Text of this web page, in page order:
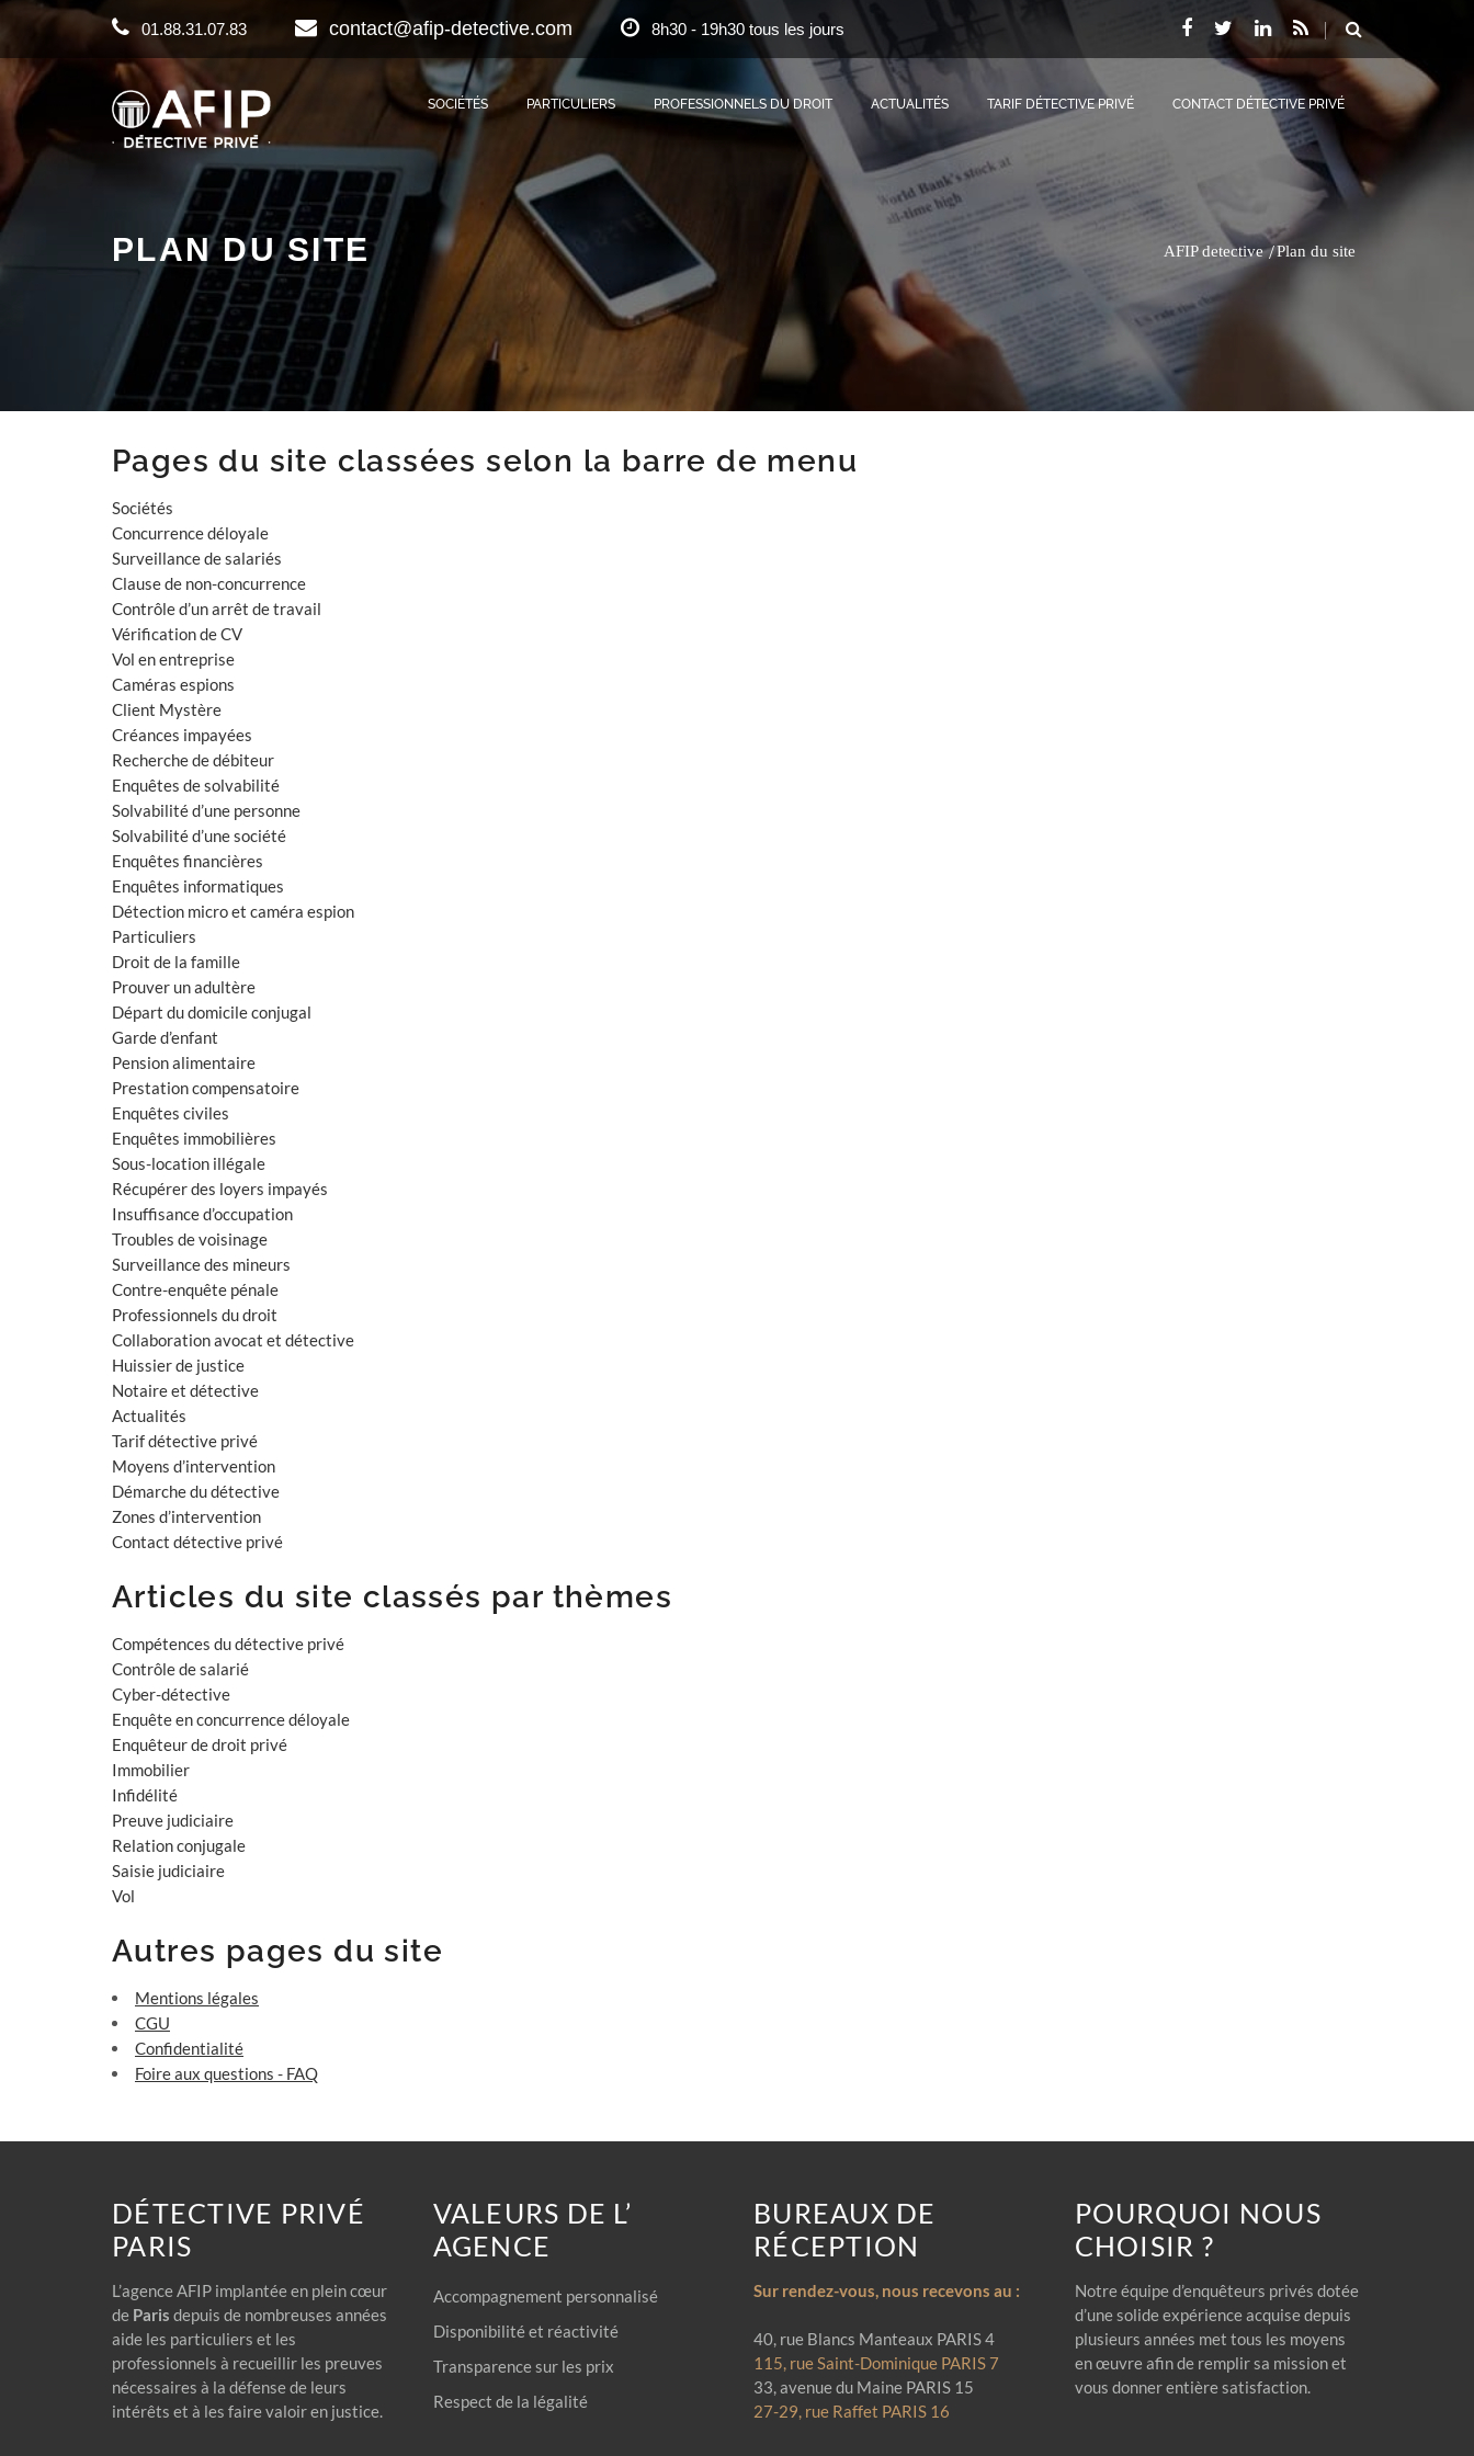
01.88.31.07.83 contact@afip-detective.com 8h30 - 19h30 tous les jours
SOCIÉTÉS PARTICULIERS PROFESSIONNELS DU DROIT ACTUALITÉS TARIF DÉTECTIVE PRIVÉ CONTACT DÉTECTIVE PRIVÉ
PLAN DU SITE AFIP detective Plan du site
Pages du site classées selon la barre de menu
Sociétés
Concurrence déloyale
Surveillance de salariés
Clause de non-concurrence
Contrôle d’un arrêt de travail
Vérification de CV
Vol en entreprise
Caméras espions
Client Mystère
Créances impayées
Recherche de débiteur
Enquêtes de solvabilité
Solvabilité d’une personne
Solvabilité d’une société
Enquêtes financières
Enquêtes informatiques
Détection micro et caméra espion
Particuliers
Droit de la famille
Prouver un adultère
Départ du domicile conjugal
Garde d’enfant
Pension alimentaire
Prestation compensatoire
Enquêtes civiles
Enquêtes immobilières
Sous-location illégale
Récupérer des loyers impayés
Insuffisance d’occupation
Troubles de voisinage
Surveillance des mineurs
Contre-enquête pénale
Professionnels du droit
Collaboration avocat et détective
Huissier de justice
Notaire et détective
Actualités
Tarif détective privé
Moyens d’intervention
Démarche du détective
Zones d’intervention
Contact détective privé
Articles du site classés par thèmes
Compétences du détective privé
Contrôle de salarié
Cyber-détective
Enquête en concurrence déloyale
Enquêteur de droit privé
Immobilier
Infidélité
Preuve judiciaire
Relation conjugale
Saisie judiciaire
Vol
Autres pages du site
Mentions légales
CGU
Confidentialité
Foire aux questions - FAQ
DÉTECTIVE PRIVÉ
PARIS
L’agence AFIP implantée en plein cœur
de Paris depuis de nombreuses années
aide les particuliers et les
professionnels à recueillir les preuves
nécessaires à la défense de leurs
intérêts et à les faire valoir en justice.
VALEURS DE L’
AGENCE
Accompagnement personnalisé
Disponibilité et réactivité
Transparence sur les prix
Respect de la légalité
BUREAUX DE
RÉCEPTION
Sur rendez-vous, nous recevons au :
40, rue Blancs Manteaux PARIS 4
115, rue Saint-Dominique PARIS 7
33, avenue du Maine PARIS 15
27-29, rue Raffet PARIS 16
POURQUOI NOUS
CHOISIR ?
Notre équipe d’enquêteurs privés dotée
d’une solide expérience acquise depuis
plusieurs années met tous les moyens
en œuvre afin de remplir sa mission et
vous donner entière satisfaction.